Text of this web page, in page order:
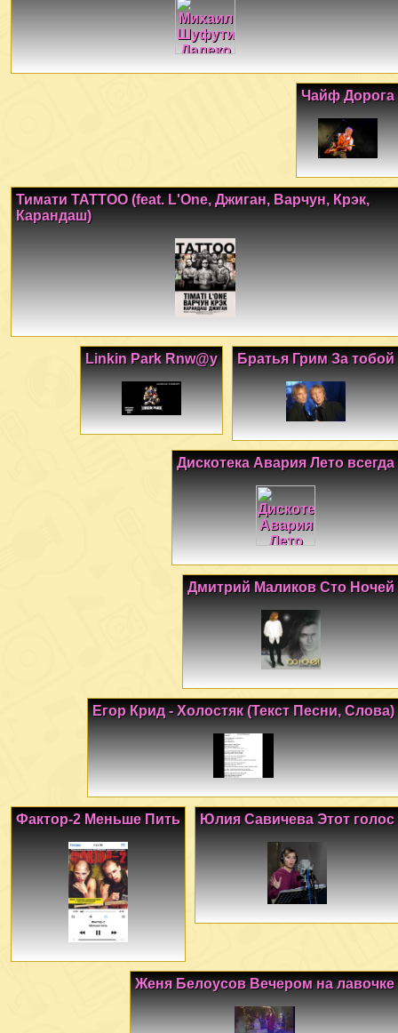
Чайф Дорога
Тимати TATTOO (feat. L'One, Джиган, Варчун, Крэк,
Карандаш)
Братья Грим За тобой
Linkin Park Rnw@y
Дискотека Авария Лето всегда
Дмитрий Маликов Сто Ночей
Егор Крид - Холостяк (Текст Песни, Слова)
Юлия Савичева Этот голос
Фактор-2 Меньше Пить
Женя Белоусов Вечером на лавочке